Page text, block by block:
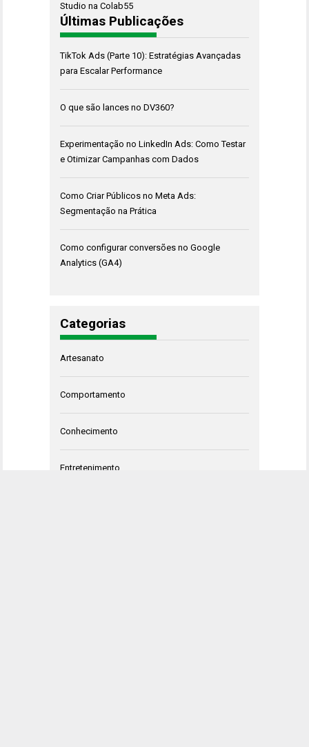
Studio na Colab55
Últimas Publicações
TikTok Ads (Parte 10): Estratégias Avançadas
para Escalar Performance
O que são lances no DV360?
Experimentação no LinkedIn Ads: Como Testar
e Otimizar Campanhas com Dados
Como Criar Públicos no Meta Ads:
Segmentação na Prática
Como configurar conversões no Google
Analytics (GA4)
Categorias
Artesanato
Comportamento
Conhecimento
Entretenimento